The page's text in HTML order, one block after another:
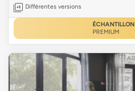
Différentes versions
ÉCHANTILLON
PREMIUM